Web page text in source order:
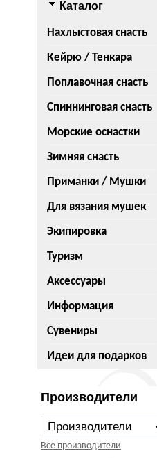
Каталог
Нахлыстовая снасть
Кейрю / Тенкара
Поплавочная снасть
Спиннинговая снасть
Морские оснастки
Зимняя снасть
Приманки / Мушки
Для вязания мушек
Экипировка
Туризм
Аксессуары
Информация
Сувениры
Идеи для подарков
Производители
Все производители